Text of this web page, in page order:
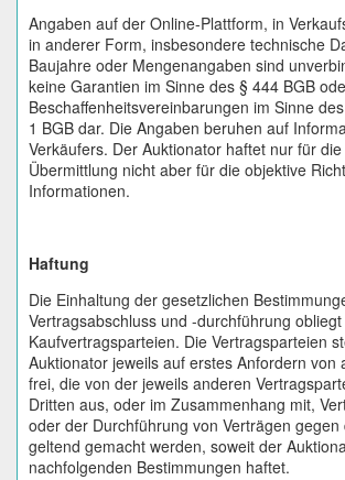
Angaben auf der Online-Plattform, in
in anderer Form, insbesondere technische
Baujahre oder Mengenangaben sind
keine Garantien im Sinne des § 444 BGB
Beschaffenheitsvereinbarungen im Sinne
1 BGB dar. Die Angaben beruhen auf
Verkäufers. Der Auktionator haftet nur für
Übermittlung nicht aber für die objektive
Informationen.
Haftung
Die Einhaltung der gesetzlichen
Vertragsabschluss und -durchführung
Kaufvertragsparteien. Die Vertragsparteien
Auktionator jeweils auf erstes Anfordern von
frei, die von der jeweils anderen
Dritten aus, oder im Zusammenhang mit,
oder der Durchführung von Verträgen
geltend gemacht werden, soweit der
nachfolgenden Bestimmungen haftet.